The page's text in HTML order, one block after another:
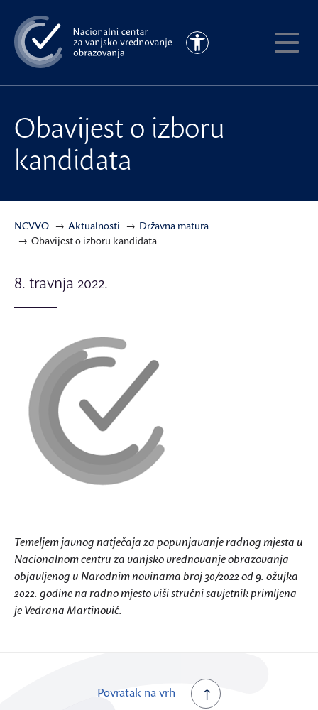
na
glavni
sadržaj
Pristupačnost
Obavijest o izboru
kandidata
NCVVO Aktualnosti
Državna matura
Obavijest o izboru kandidata
8. travnja 2022.
Temeljem javnog natječaja za popunjavanje radnog mjesta u
Nacionalnom centru za vanjsko vrednovanje obrazovanja
objavljenog u Narodnim novinama broj 30/2022 od 9. ožujka
2022. godine na radno mjesto viši stručni savjetnik primljena
je Vedrana Martinović.
Povratak na vrh